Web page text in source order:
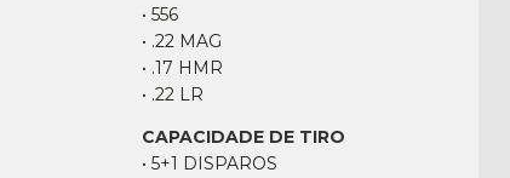
• 556
• .22 MAG
• .17 HMR
• .22 LR
CAPACIDADE DE TIRO
• 5+1 DISPAROS